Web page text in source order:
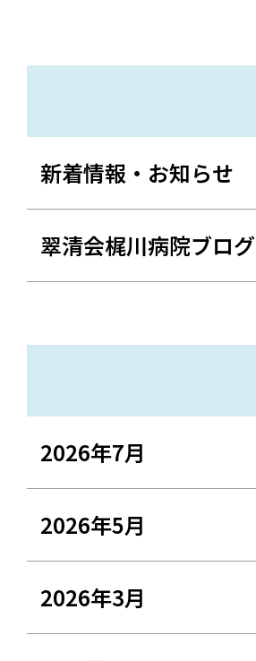
新着情報・お知らせ
翠清会梶川病院ブログ
2026年7月
2026年5月
2026年3月